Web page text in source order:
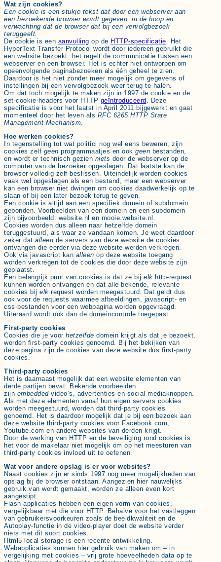
Wat zijn cookies?
Een cookie is een stukje tekst dat door een webserver aan
een bezoekende browser wordt gegeven, in de hoop en
verwachting dat de browser dat bij een vervolgbezoek
teruggeeft.
De cookie is een aanvulling op de HTTP-specificatie. Het
HyperText Transfer Protocol wordt door iedereen gebruikt die
een website bezoekt: het regelt de communicatie tussen een
webserver en een browser. Het is echter niet ontworpen om
opeenvolgende paginabezoeken als één geheel te zien.
Daardoor is het niet zonder meer mogelijk om gegevens of
instellingen bij een vervolgbezoek weer terug te halen.
Om dat toch mogelijk te maken zijn in 1997 de cookie en de
set-cookie-headers voor HTTP geïntroduceerd . Deze
specificatie is voor het laatst in April 2011 bijgewerkt en gaat
momenteel door het leven als RFC 6265 HTTP State
Management Mechanism.
Hoe werken cookies?
In tegenstelling tot wat politici nog wel eens beweren, zijn
cookies zelf geen programmaatjes en ook geen bestanden,
en wordt er technisch gezien niets door de webserver op de
computer van de bezoeker opgeslagen. Dat laatste kan de
browser volledig zelf beslissen. Uiteindelijk worden cookies
vaak wel opgeslagen als een bestand, maar een webserver
kan een browser niet dwingen om cookies daadwerkelijk op te
slaan of bij een later bezoek terug te geven.
Een cookie is altijd aan een specifiek domein of subdomein
gebonden. Voorbeelden van een domein en een subdomein
zijn bijvoorbeeld: website.nl en mooie.website.nl.
Cookies worden dus alleen naar hetzelfde domein
teruggestuurd, als waar ze vandaan komen. Je weet daardoor
zeker dat alleen de servers van deze website de cookies
ontvangen die eerder via deze website werden verkregen.
Ook via javascript kan alleen op deze website toegang
worden verkregen tot de cookies die door deze website zijn
geplaatst.
Een belangrijk punt van cookies is dat ze bij elk http-request
kunnen worden ontvangen en dat alle bekende, relevante
cookies bij elk request worden meegestuurd. Dat geldt dus
ook voor de requests waarmee afbeeldingen, javascript- en
css-bestanden voor een webpagina worden opgevraagd.
Uiteraard wordt ook dan de domeincontrole toegepast.
First-party cookies
Cookies die je voor hetzelfde domein krijgt als dat je bezoekt,
worden first-party cookies genoemd. Bij het bekijken van
deze pagina zijn de cookies van deze website dus first-party
cookies.
Third-party cookies
Het is daarnaast mogelijk dat een website elementen van
derde partijen bevat. Bekende voorbeelden
zijn embeddedvideo’s, advertenties en social-mediaknoppen.
Als met deze elementen vanaf hun eigen servers cookies
worden meegestuurd, worden dat third-party cookies
genoemd. Het is daardoor mogelijk dat je bij een bezoek aan
deze website third-party cookies voor Facebook.com,
Youtube.com en andere websites van derden krijgt.
Door de werking van HTTP en de beveiliging rond cookies is
het voor de makelaar niet mogelijk om op het meesturen van
third-party cookies invloed uit te oefenen.
Wat voor andere opslag is er voor websites?
Naast cookies zijn er sinds 1997 nog meer mogelijkheden van
opslag bij de browser ontstaan. Aangezien hier nauwelijks
gebruik van wordt gemaakt, worden ze alleen even kort
aangestipt.
Flash-applicaties hebben een eigen vorm van cookies,
vergelijkbaar met die voor HTTP. Behalve voor het vastleggen
van gebruikersvoorkeuren zoals de beeldkwaliteit en de
Autoplay-functie in de video-player doet de website verder
niets met dit soort cookies.
Html5 local storage is een recente ontwikkeling.
Webapplicaties kunnen hier gebruik van maken om – in
vergelijking met cookies – vrij grote hoeveelheden data op te